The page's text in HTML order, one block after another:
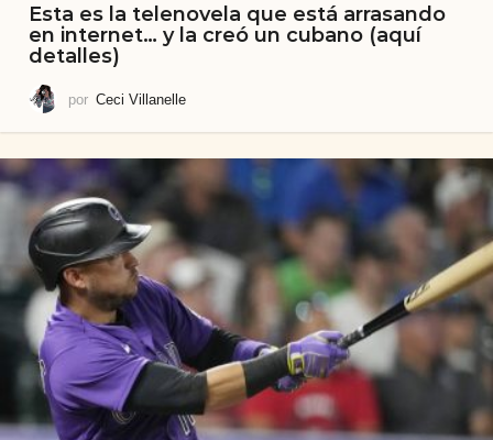
Esta es la telenovela que está arrasando
en internet… y la creó un cubano (aquí
detalles)
por Ceci Villanelle